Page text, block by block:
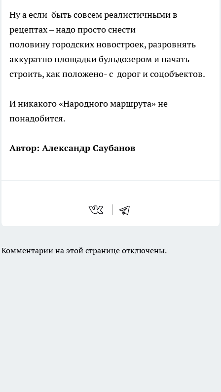
Ну а если быть совсем реалистичными в
рецептах – надо просто снести
половину городских новостроек, разровнять
аккуратно площадки бульдозером и начать
строить, как положено- с дорог и соцобъектов.
И никакого «Народного маршрута» не
понадобится.
Автор: Александр Саубанов
Комментарии на этой странице отключены.